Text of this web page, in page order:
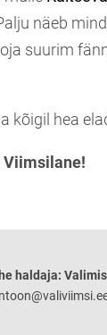
näeb
suurim
kõigil hea
Viimsilane!
haldaja: